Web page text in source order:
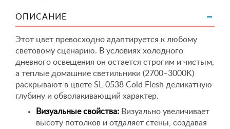
ОПИСАНИЕ
Этот цвет превосходно адаптируется к любому
световому сценарию. В условиях холодного
дневного освещения он остается строгим и чистым,
а теплые домашние светильники (2700–3000K)
раскрывают в цвете SL-0538 Cold Flesh деликатную
глубину и обволакивающий характер.
Визуальные свойства: Визуально увеличивает
высоту потолков и отдаляет стены, создавая